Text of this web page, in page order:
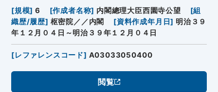
[規模] 6 [作成者名称] 内閣總理大臣西園寺公望 [組
織歴/履歴] 枢密院／／内閣 [資料作成年月日] 明治３９
年１２月０４日～明治３９年１２月０４日
[レファレンスコード] A03033050400
閲覧